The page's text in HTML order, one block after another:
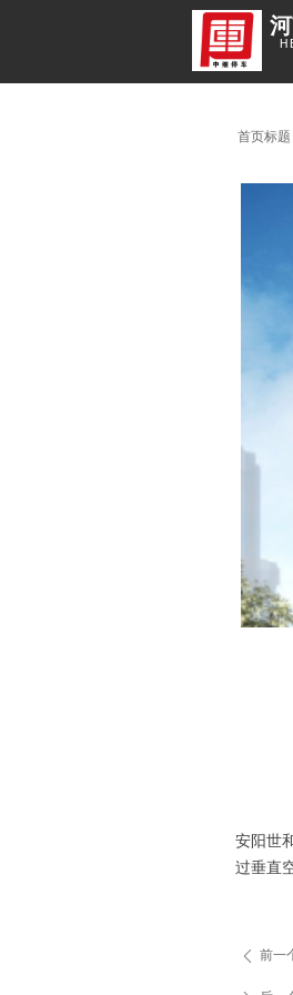
首页标题
ꄴ 前一
安阳世
过垂直